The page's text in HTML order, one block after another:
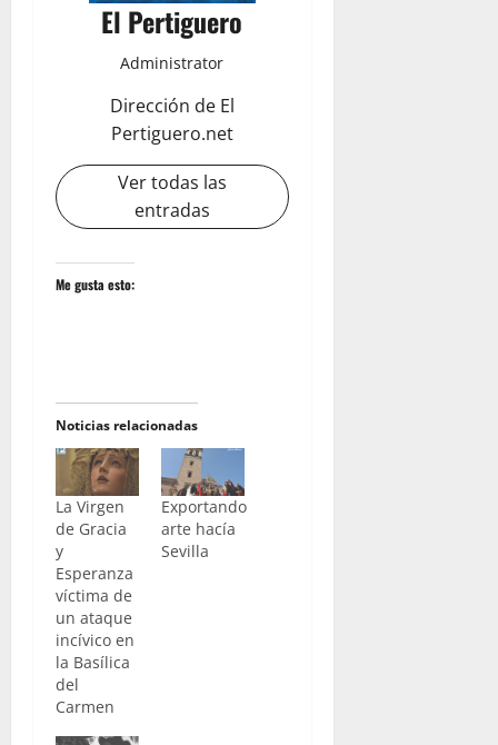
El Pertiguero
Administrator
Dirección de El
Pertiguero.net
Ver todas las
entradas
Me gusta esto:
Noticias relacionadas
La Virgen
de Gracia
y
Esperanza
víctima de
un ataque
incívico en
la Basílica
del
Carmen
Exportando
arte hacía
Sevilla